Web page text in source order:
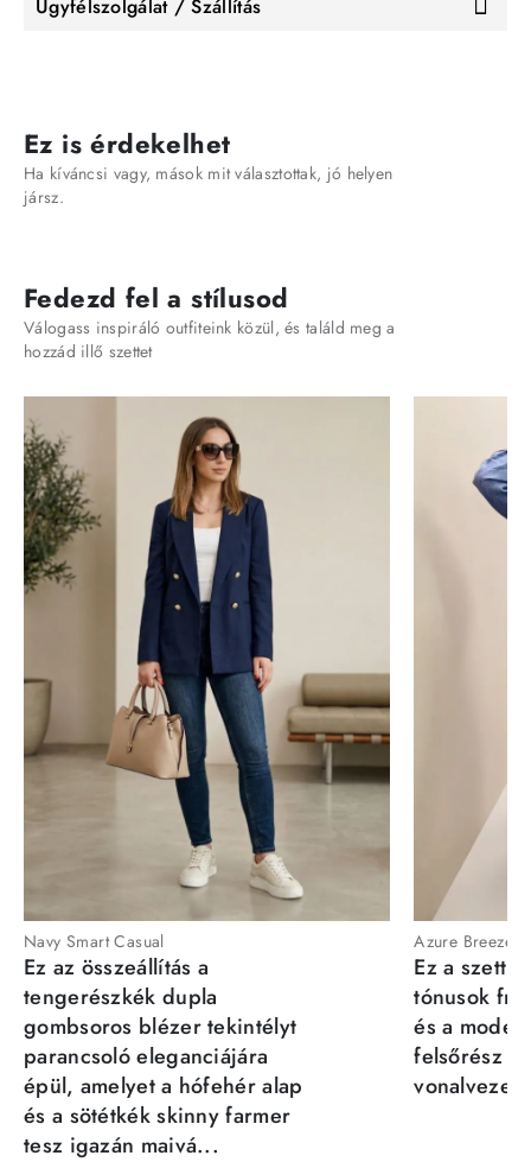
Ügyfélszolgálat / Szállítás
Ez is érdekelhet
Ha kíváncsi vagy, mások mit választottak, jó helyen
jársz.
Fedezd fel a stílusod
Válogass inspiráló outfiteink közül, és találd meg a
hozzád illő szettet
Navy Smart Casual
Ez az összeállítás a
tengerészkék dupla
gombsoros blézer tekintélyt
parancsoló eleganciájára
épül, amelyet a hófehér alap
és a sötétkék skinny farmer
tesz igazán maivá...
Azure Breeze
Ez a szett
tónusok
és a
felsőrész